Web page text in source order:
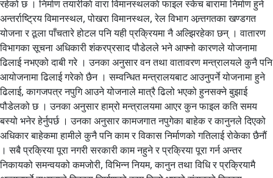
रहेको छ । निर्माण तयारीकाे वारा विमानस्थलकाे फाइल स्केच बारामा निर्माण हुने
अन्तर्राष्ट्रिय विमानस्थल, पोखरा विमानस्थल, रेल विभाग अन्र्तगतका खण्डगत
योजना र ठूला पाँचतारे होटल पनि यही प्रक्रियमा नै अल्झिरहेका छन् । वातारण
विभागका सूचना अधिकारी शंकरप्रसाद पौडेलले भने आफ्नो कारणले योजनामा
ढिलाई नभएको दाबी गरे । उनका अनुसार वन तथा वातावरण मन्त्रालयले कुनै पनि
आयोजनामा ढिलाई गरेको छैन । सम्वन्धित मन्त्रालयबाट आउनुपर्ने योजनामा हुने
ढिलाई, कागजपत्र नपुगि आउने योजनाले मात्रै ढिलो भएको हुनसक्ने बुझाई
पौडेलको छ । उनका अनुसार हाम्रो मन्त्रालयमा आएर कुन फाइल कति समय
बस्यो भनेर हेर्नुपर्छ । उनका अनुसार कामजगात नपुगेका बाहेक र कानुनले दिएको
अधिकार बाहेकमा हामीले कुनै पनि काम र विकास निर्माणको गतिलाई रोकेका छैनौं
। सबै प्रक्रिया पूरा नगरी सरकारी काम नहुने र प्रक्रिया पूरा गर्न अन्तर
निकायको समन्वयको कमजोरी, विभिन्न नियम, कानुन तथा विधि र प्रक्रियामै